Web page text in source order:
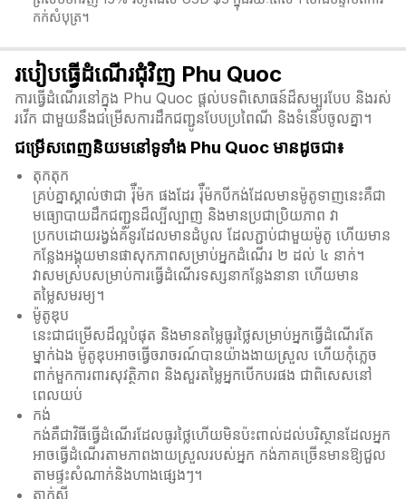
កក់សំបុត្រ។
របៀបធ្វើដំណើរជុំវិញ Phu Quoc
ការធ្វើដំណើរនៅក្នុង Phu Quoc ផ្តល់បទពិសោធន៍ដ៏សម្បូរបែប និងរស់
រវើក ជាមួយនឹងជម្រើសការដឹកជញ្ជូនបែបប្រពៃណី និងទំនើបចូលគ្នា។
ជម្រើសពេញនិយមនៅទូទាំង Phu Quoc មានដូចជា៖
តុកតុក
គ្រប់គ្នាស្គាល់ថាជា រ៉ុឺម៉ក ផងដែរ រ៉ុឺម៉កបីកង់ដែលមានម៉ូតូទាញនេះគឺជា
មធ្យោបាយដឹកជញ្ជូនដ៏ល្បីល្បាញ និងមានប្រជាប្រិយភាព វា
ប្រកបដោយរង្វង់គំនូរដែលមានដំបូល ដែលភ្ជាប់ជាមួយម៉ូតូ ហើយមាន
កន្លែងអង្គុយមានផាសុកភាពសម្រាប់អ្នកដំណើរ ២ ដល់ ៤ នាក់។
វាសមស្របសម្រាប់ការធ្វើដំណើរទស្សនាកន្លែងនានា ហើយមាន
តម្លៃសមរម្យ។
ម៉ូតូឌុប
នេះជាជម្រើសដ៏ល្អបំផុត និងមានតម្លៃធូរថ្លៃសម្រាប់អ្នកធ្វើដំណើរតែ
ម្នាក់ឯង ម៉ូតូឌុបអាចធ្វើចរាចរណ៍បានយ៉ាងងាយស្រួល ហើយកុំភ្លេច
ពាក់មួកការពារសុវត្ថិភាព និងសួរតម្លៃអ្នកបើកបរផង ជាពិសេសនៅ
ពេលយប់
កង់
កង់គឺជាវិធីធ្វើដំណើរដែលធូរថ្លៃហើយមិនប៉ះពាល់ដល់បរិស្ថានដែលអ្នក
អាចធ្វើដំណើរតាមភាពងាយស្រួលរបស់អ្នក កង់ភាគច្រើនមានឱ្យជួល
តាមផ្ទះសំណាក់និងហាងផ្សេងៗ។
តាក់ស៊ី